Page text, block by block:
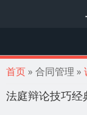
你在这里
首页» 合同管理 »
法庭辩论技巧经